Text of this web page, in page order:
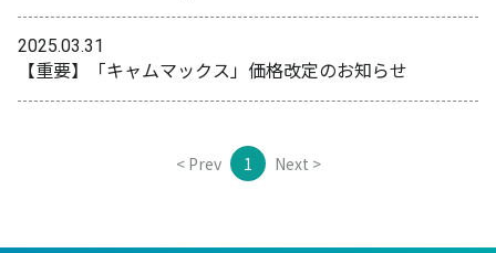
2025.03.31
【重要】「キャムマックス」価格改定のお知らせ
< Prev 1 Next >